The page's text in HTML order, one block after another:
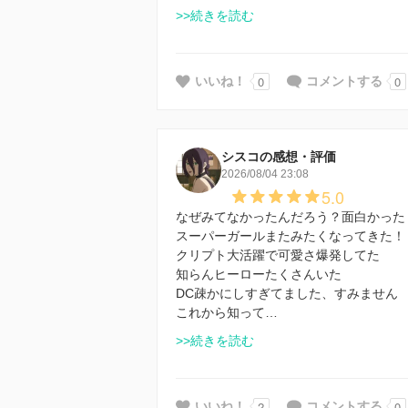
>>続きを読む
いいね！ 0 コメントする 0
シスコの感想・評価
2026/08/04 23:08
5.0
なぜみてなかったんだろう？面白かっ
スーパーガールまたみたくなってきた！
クリプト大活躍で可愛さ爆発してた
知らんヒーローたくさんいた
DC疎かにしすぎてました、すみません
これから知って…
>>続きを読む